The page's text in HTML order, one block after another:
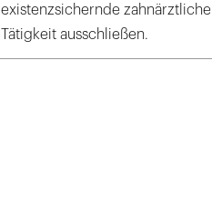
existenzsichernde zahnärztliche
Tätigkeit ausschließen.